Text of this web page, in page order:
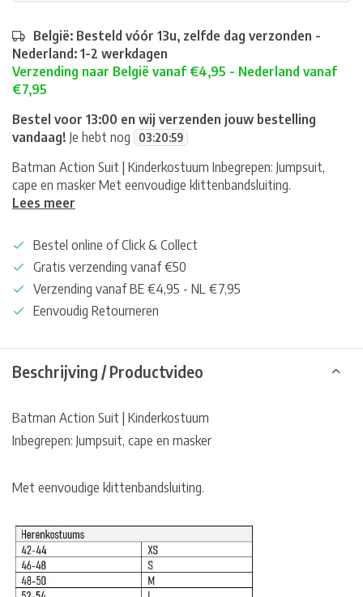
België: Besteld vóór 13u, zelfde dag verzonden -
Nederland: 1-2 werkdagen
Verzending naar België vanaf €4,95 - Nederland vanaf
€7,95
Bestel voor 13:00 en wij verzenden jouw bestelling
vandaag! Je hebt nog 03:20:59
Batman Action Suit | Kinderkostuum Inbegrepen: Jumpsuit,
cape en masker Met eenvoudige klittenbandsluiting.
Lees meer
Bestel online of Click & Collect
Gratis verzending vanaf €50
Verzending vanaf BE €4,95 - NL €7,95
Eenvoudig Retourneren
Beschrijving / Productvideo
Batman Action Suit | Kinderkostuum
Inbegrepen: Jumpsuit, cape en masker
Met eenvoudige klittenbandsluiting.